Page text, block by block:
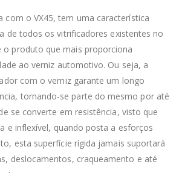
com o VX45, tem uma característica
de todos os vitrificadores existentes no
o produto que mais proporciona
ao verniz automotivo. Ou seja, a
com o verniz garante um longo
tornando-se parte do mesmo por até
se converte em resistência, visto que
e inflexível, quando posta a esforços
esta superfície rígida jamais suportar
deslocamentos, craqueamento e até